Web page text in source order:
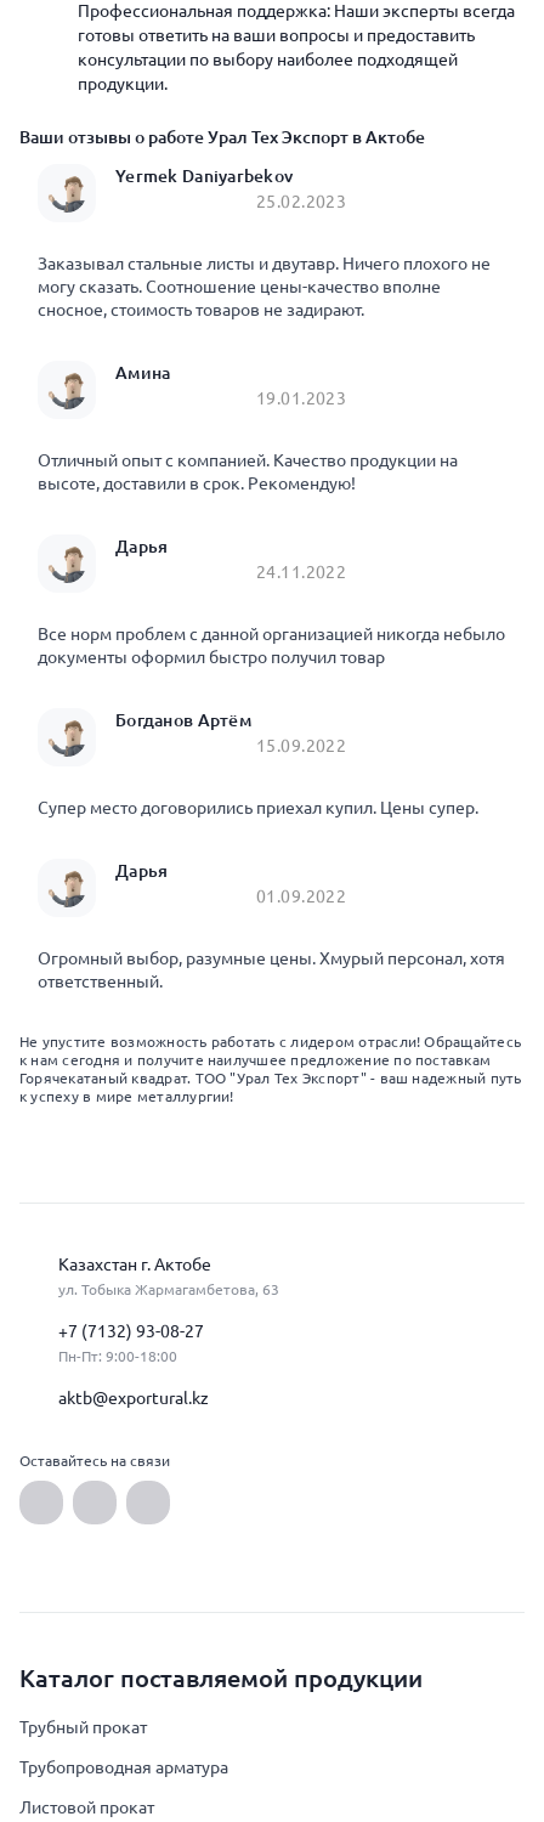
Профессиональная поддержка: Наши эксперты всегда
готовы ответить на ваши вопросы и предоставить
консультации по выбору наиболее подходящей
продукции.
Ваши отзывы о работе Урал Тех Экспорт в Актобе
Yermek Daniyarbekov
25.02.2023
Заказывал стальные листы и двутавр. Ничего плохого не
могу сказать. Соотношение цены-качество вполне
сносное, стоимость товаров не задирают.
Амина
19.01.2023
Отличный опыт с компанией. Качество продукции на
высоте, доставили в срок. Рекомендую!
Дарья
24.11.2022
Все норм проблем с данной организацией никогда небыло
документы оформил быстро получил товар
Богданов Артём
15.09.2022
Супер место договорились приехал купил. Цены супер.
Дарья
01.09.2022
Огромный выбор, разумные цены. Хмурый персонал, хотя
ответственный.
Не упустите возможность работать с лидером отрасли! Обращайтесь
к нам сегодня и получите наилучшее предложение по поставкам
Горячекатаный квадрат. ТОО "Урал Тех Экспорт" - ваш надежный путь
к успеху в мире металлургии!
Казахстан г. Актобе
ул. Тобыка Жармагамбетова, 63
+7 (7132) 93-08-27
Пн-Пт: 9:00-18:00
aktb@exportural.kz
Оставайтесь на связи
Каталог поставляемой продукции
Трубный прокат
Трубопроводная арматура
Листовой прокат